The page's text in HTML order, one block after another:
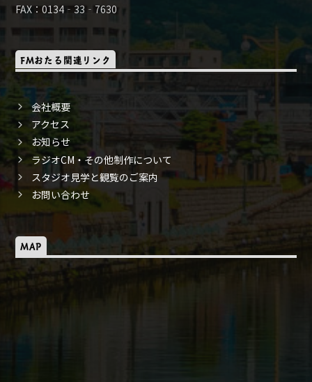
FAX：0134‐33‐7630
FMおたる関連リンク
会社概要
アクセス
お知らせ
ラジオCM・その他制作について
スタジオ見学と観覧のご案内
お問い合わせ
MAP